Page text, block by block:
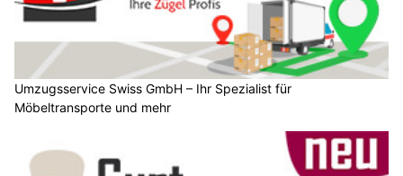
Umzugsservice Swiss GmbH – Ihr Spezialist für
Möbeltransporte und mehr